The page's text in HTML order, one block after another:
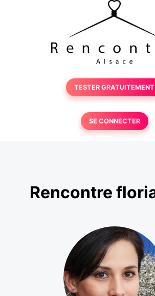
TESTER GRATUITEMENT
SE CONNECTER
Rencontre